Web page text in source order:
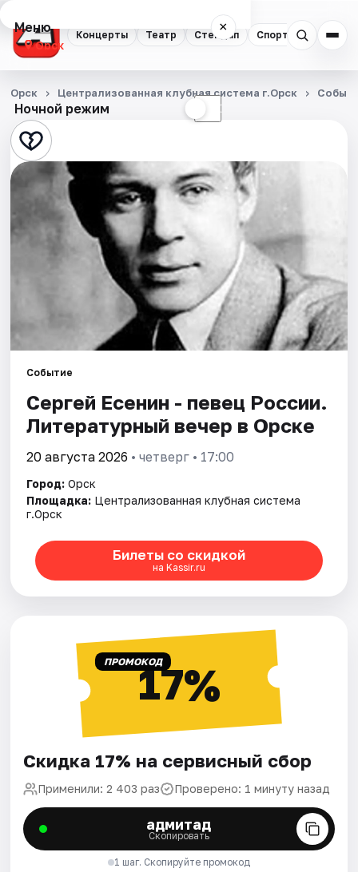
Концерты Театр Стендап Спорт
Меню ×
Орск
Концерты
Театр
Стендап
Спорт
События
Рейтинги
Ночной режим ☾
Орск Централизованная клубная система г.Орск
Событие
Сергей Есенин - певец России.
Литературный вечер в Орске
20 августа 2026 • четверг • 17:00
Город: Орск
Площадка: Централизованная клубная система
г.Орск
Билеты со скидкой
на Kassir.ru
ПРОМОКОД17%
Скидка 17% на сервисный сбор
Применили: 2 403 раз Проверено: 1 минуту назад
адмитад
Скопировать
1 шаг. Скопируйте промокод